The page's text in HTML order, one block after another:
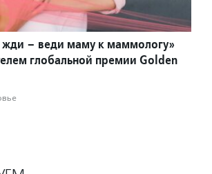
– веди маму к маммологу»
глобальной премии Golden